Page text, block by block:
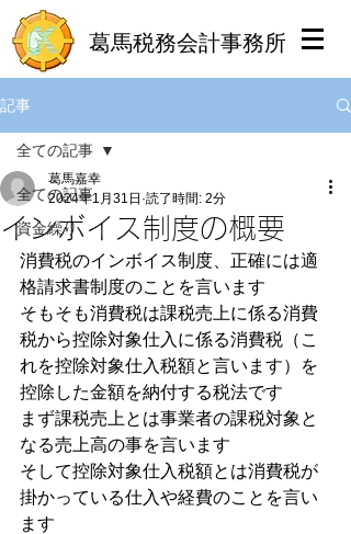
葛馬税務会計事務所
記事
全ての記事
資金繰り
全ての記事
インボイス制度の概要
葛馬嘉幸
2024年1月31日 読了時間: 2分
消費税のインボイス制度、正確には適
格請求書制度のことを言います
そもそも消費税は課税売上に係る消費
税から控除対象仕入に係る消費税（こ
れを控除対象仕入税額と言います）を
控除した金額を納付する税法です
まず課税売上とは事業者の課税対象と
なる売上高の事を言います
そして控除対象仕入税額とは消費税が
掛かっている仕入や経費のことを言い
ます